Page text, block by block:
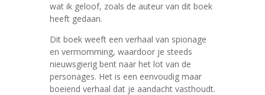
wat ik geloof, zoals de auteur van dit boek
heeft gedaan.
Dit boek weeft een verhaal van spionage
en vermomming, waardoor je steeds
nieuwsgierig bent naar het lot van de
personages. Het is een eenvoudig maar
boeiend verhaal dat je aandacht vasthoudt.